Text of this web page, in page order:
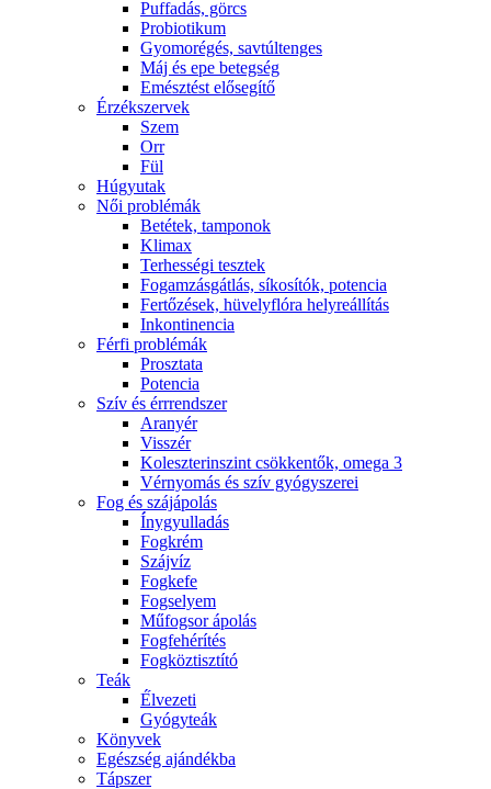
Puffadás, görcs
Probiotikum
Gyomorégés, savtúltenges
Máj és epe betegség
Emésztést elősegítő
Érzékszervek
Szem
Orr
Fül
Húgyutak
Női problémák
Betétek, tamponok
Klimax
Terhességi tesztek
Fogamzásgátlás, síkosítók, potencia
Fertőzések, hüvelyflóra helyreállítás
Inkontinencia
Férfi problémák
Prosztata
Potencia
Szív és érrrendszer
Aranyér
Visszér
Koleszterinszint csökkentők, omega 3
Vérnyomás és szív gyógyszerei
Fog és szájápolás
Í́nygyulladás
Fogkrém
Szájvíz
Fogkefe
Fogselyem
Műfogsor ápolás
Fogfehérítés
Fogköztisztító
Teák
É́lvezeti
Gyógyteák
Könyvek
Egészség ajándékba
Tápszer